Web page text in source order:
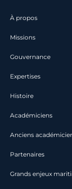
À propos
Missions
Gouvernance
Expertises
Histoire
Académiciens
Anciens
Partenaires
Grands enjeux